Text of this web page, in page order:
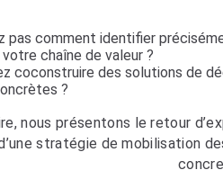
pas comment identifier
chaîne de valeur ?
coconstruire des solutions de
?
nous présentons le retour
stratégie de mobilisation